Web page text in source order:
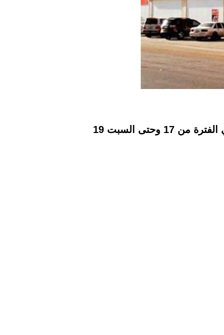
أطلقت سلاسل أسواق عبد الله العثيم في مصر عروضًا وتخفيضات على السلع الغذائية وذلك في الفترة من 17 وحتى السبت 19